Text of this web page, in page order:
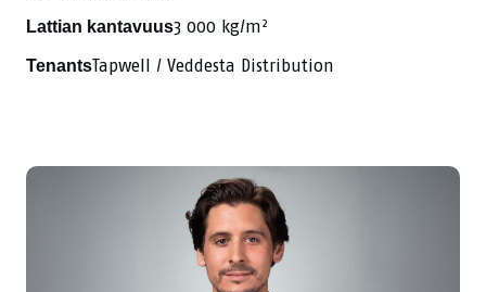
Lattian kantavuus3 000 kg/m²
TenantsTapwell / Veddesta Distribution